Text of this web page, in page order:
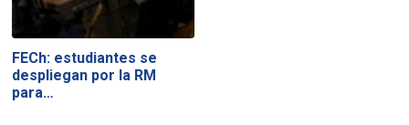
FECh: estudiantes se
despliegan por la RM
para…